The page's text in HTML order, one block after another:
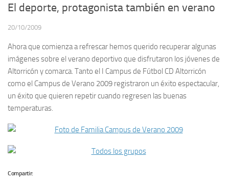
El deporte, protagonista también en verano
20/10/2009
Ahora que comienza a refrescar hemos querido recuperar algunas
imágenes sobre el verano deportivo que disfrutaron los jóvenes de
Altorricón y comarca. Tanto el I Campus de Fútbol CD Altorricón
como el Campus de Verano 2009 registraron un éxito espectacular,
un éxito que quieren repetir cuando regresen las buenas
temperaturas.
Compartir: